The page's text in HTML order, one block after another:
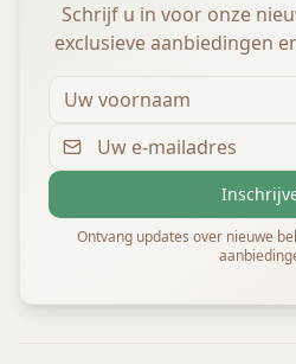
Schrijf u in voor onze
exclusieve aanbiedingen
Ontvang updates over nieuwe